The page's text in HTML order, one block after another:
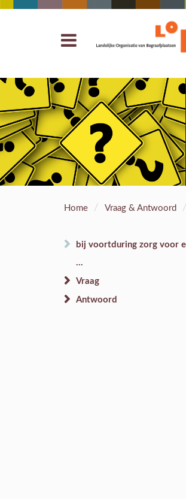
Home / Vraag & Antwoord /
bij voortduring zorg voor
...
Vraag
Antwoord